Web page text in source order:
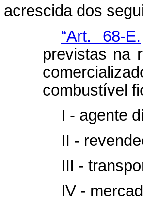
acrescida dos
“Art. 68-E.
previstas na
combustível
I - agente
II -
III -
IV -